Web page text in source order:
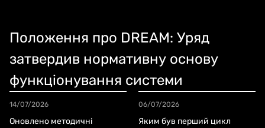
Положення про DREAM: Уряд
затвердив нормативну основу
функціонування системи
14/07/2026
Оновлено методичні
06/07/2026
Яким був перший цикл